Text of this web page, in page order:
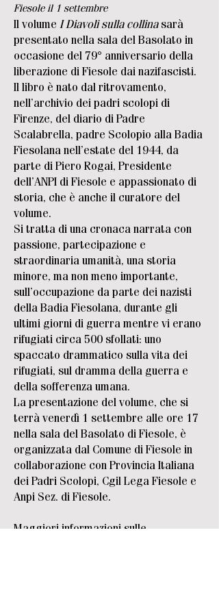
Fiesole il 1 settembre
Il volume I Diavoli sulla collinasarà
presentato nella sala del Basolato in
occasione del 79° anniversario della
liberazione di Fiesole dai nazifascisti.
Il libro è nato dal ritrovamento,
nell’archivio dei padri scolopi di
Firenze, del diario di Padre
Scalabrella, padre Scolopio alla Badia
Fiesolana nell’estate del 1944, da
parte di Piero Rogai, Presidente
dell’ANPI di Fiesole e appassionato di
storia, che è anche il curatore del
volume.
Si tratta di una cronaca narrata con
passione, partecipazione e
straordinaria umanità, una storia
minore, ma non meno importante,
sull’occupazione da parte dei nazisti
della Badia Fiesolana, durante gli
ultimi giorni di guerra mentre vi erano
rifugiati circa 500 sfollati: uno
spaccato drammatico sulla vita dei
rifugiati, sul dramma della guerra e
della sofferenza umana.
La presentazione del volume, che si
terrà venerdì 1 settembre alle ore 17
nella sala del Basolato di Fiesole, è
organizzata dal Comune di Fiesole in
collaborazione con Provincia Italiana
dei Padri Scolopi, Cgil Lega Fiesole e
Anpi Sez. di Fiesole.
Maggiori informazionisulle